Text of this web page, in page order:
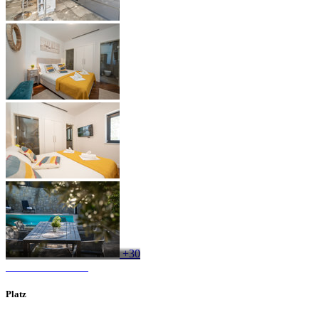
+30
Platz